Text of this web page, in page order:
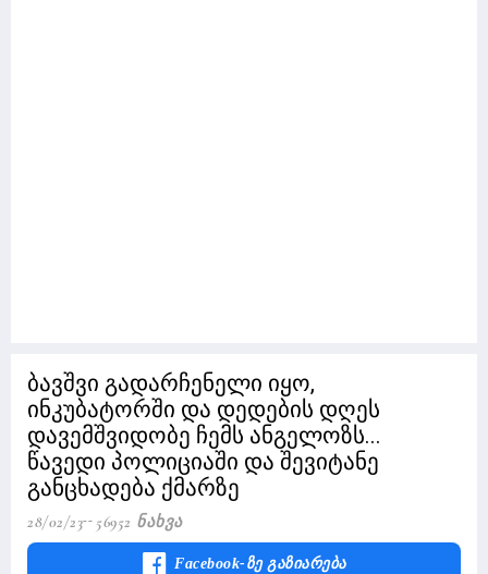
ბავშვი გადარჩენელი იყო,
ინკუბატორში და დედების დღეს
დავემშვიდობე ჩემს ანგელოზს...
წავედი პოლიციაში და შევიტანე
განცხადება ქმარზე
28/02/23 56952 Ნახვა
Facebook-Ზე Გაზიარება